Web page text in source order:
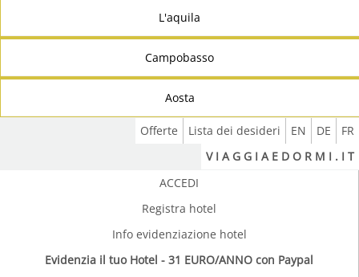
L'aquila
Campobasso
Aosta
FR
DE
EN
Lista dei desideri
Offerte
V I A G G I A E D O R M I . I T
ACCEDI
Registra hotel
Info evidenziazione hotel
Evidenzia il tuo Hotel - 31 EURO/ANNO con Paypal